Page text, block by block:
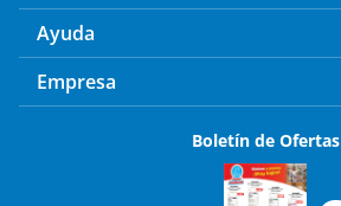
Ayuda
Empresa
Boletín de Ofertas